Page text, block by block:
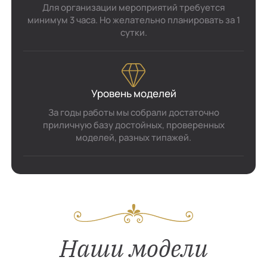
Для организации мероприятий требуется
минимум 3 часа. Но желательно планировать за 1
сутки.
Уровень моделей
За годы работы мы собрали достаточно
приличную базу достойных, проверенных
моделей, разных типажей.
Наши модели